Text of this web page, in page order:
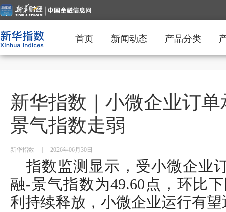
首页 新闻动态 产品分类
新华指数｜小微企业订
景气指数走弱
新华指数 2026年06月30日
指数监测显示，受小微企业
融-景气指数为49.60点，环比
利持续释放，小微企业运行有